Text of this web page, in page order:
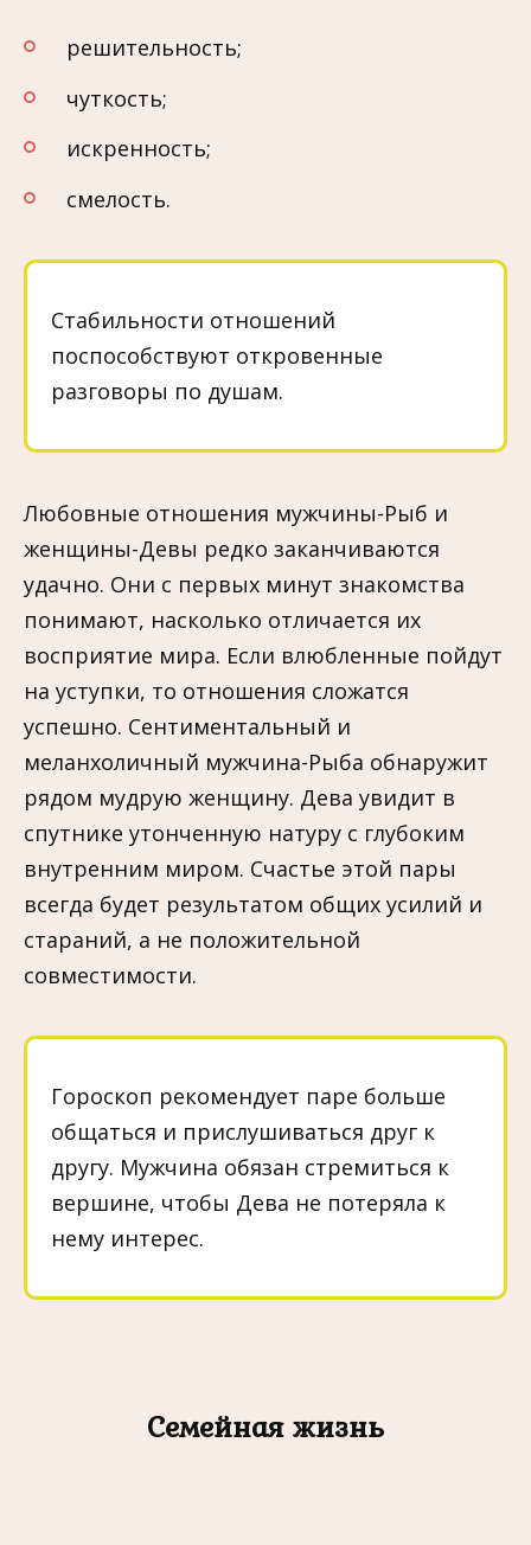
решительность;
чуткость;
искренность;
смелость.
Стабильности отношений
поспособствуют откровенные
разговоры по душам.
Любовные отношения мужчины-Рыб и
женщины-Девы редко заканчиваются
удачно. Они с первых минут знакомства
понимают, насколько отличается их
восприятие мира. Если влюбленные пойдут
на уступки, то отношения сложатся
успешно. Сентиментальный и
меланхоличный мужчина-Рыба обнаружит
рядом мудрую женщину. Дева увидит в
спутнике утонченную натуру с глубоким
внутренним миром. Счастье этой пары
всегда будет результатом общих усилий и
стараний, а не положительной
совместимости.
Гороскоп рекомендует паре больше
общаться и прислушиваться друг к
другу. Мужчина обязан стремиться к
вершине, чтобы Дева не потеряла к
нему интерес.
Семейная жизнь